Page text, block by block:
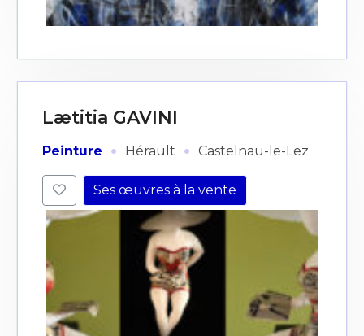
Lætitia GAVINI
Peinture · Hérault · Castelnau-le-Lez
Ses œuvres à la vente